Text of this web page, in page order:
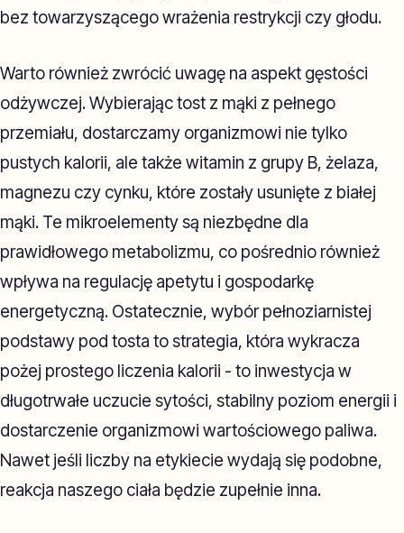
bez towarzyszącego wrażenia restrykcji czy głodu.
Warto również zwrócić uwagę na aspekt gęstości
odżywczej. Wybierając tost z mąki z pełnego
przemiału, dostarczamy organizmowi nie tylko
pustych kalorii, ale także witamin z grupy B, żelaza,
magnezu czy cynku, które zostały usunięte z białej
mąki. Te mikroelementy są niezbędne dla
prawidłowego metabolizmu, co pośrednio również
wpływa na regulację apetytu i gospodarkę
energetyczną. Ostatecznie, wybór pełnoziarnistej
podstawy pod tosta to strategia, która wykracza
pożej prostego liczenia kalorii - to inwestycja w
długotrwałe uczucie sytości, stabilny poziom energii i
dostarczenie organizmowi wartościowego paliwa.
Nawet jeśli liczby na etykiecie wydają się podobne,
reakcja naszego ciała będzie zupełnie inna.